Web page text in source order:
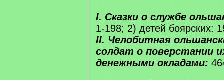
I. Сказки о службе
1-198; 2) детей боярских:
II. Челобитная
солдат о поверстании
денежными окладами: